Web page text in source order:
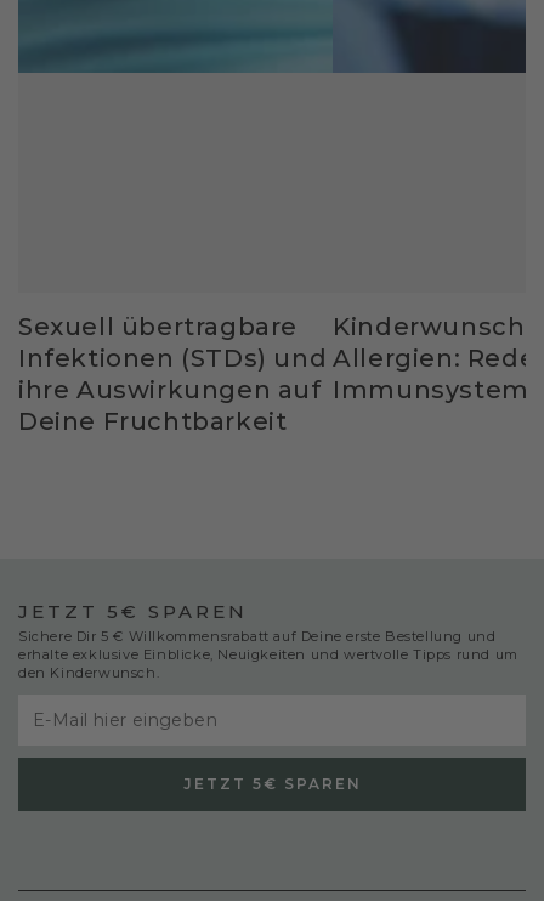
Sexuell übertragbare
Infektionen (STDs) und
ihre Auswirkungen auf
Deine Fruchtbarkeit
Kinderwunsch
Allergien:
Immunsystem
JETZT 5€ SPAREN
Sichere Dir 5 € Willkommensrabatt auf Deine erste Bestellung und
erhalte exklusive Einblicke, Neuigkeiten und wertvolle Tipps rund um
den Kinderwunsch.
E-
Mail
JETZT 5€ SPAREN